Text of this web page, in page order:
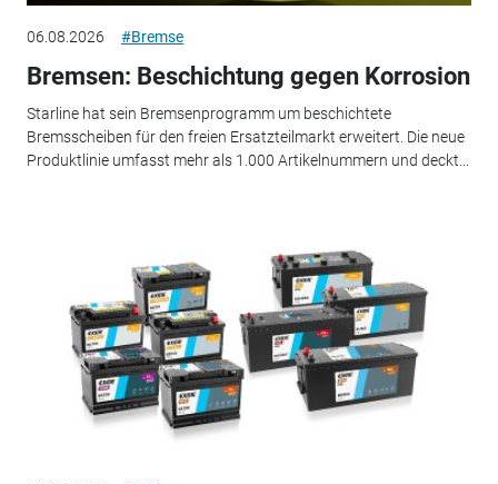
06.08.2026 #Bremse
Bremsen: Beschichtung gegen Korrosion
Starline hat sein Bremsenprogramm um beschichtete
Bremsscheiben für den freien Ersatzteilmarkt erweitert. Die neue
Produktlinie umfasst mehr als 1.000 Artikelnummern und deckt...